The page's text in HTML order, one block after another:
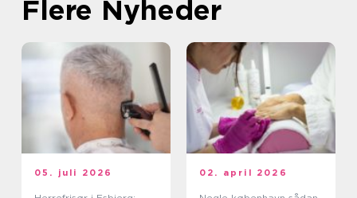
Flere Nyheder
05. juli 2026 02. april 2026